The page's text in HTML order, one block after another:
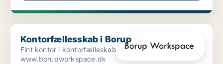
Kontorfællesskab i Borup
Kontorfællesskab i Borup
Fint kontor i kontorfælleskab
www.borupworkspace.dk